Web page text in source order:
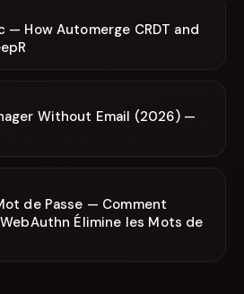
— How Automerge CRDT and
Without Email (2026) —
de Passe — Comment
Élimine les Mots de